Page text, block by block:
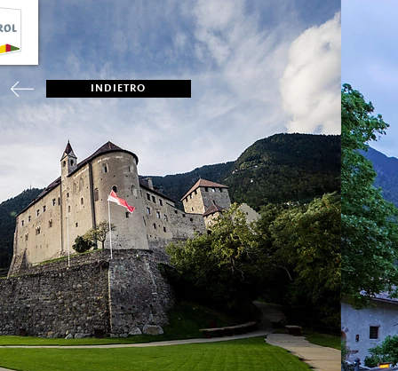
INDIETRO